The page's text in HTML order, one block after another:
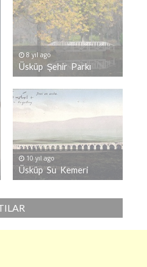
8 yıl ago
Üsküp Şehir Parkı
10 yıl ago
Üsküp Su Kemeri